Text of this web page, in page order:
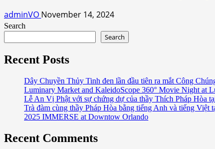
adminVO November 14, 2024
Search
Search
Recent Posts
Dây Chuyền Thủy Tinh đen lần đầu tiên ra mắt Công
Luminary Market and KaleidoScope 360° Movie Night at
Lễ An Vị Phật với sự chứng dự của thầy Thích Pháp Hòa
Trà đàm cùng thầy Pháp Hòa bằng tiếng Anh và tiếng
2025 IMMERSE at Downtow Orlando
Recent Comments